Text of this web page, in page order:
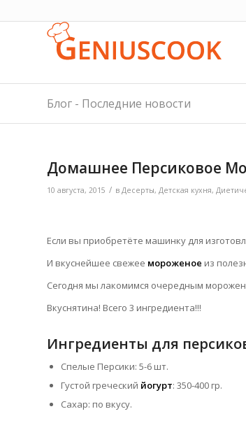
Блог - Последние новости
Домашнее Персиковое
10 августа, 2015 / в Десерты, Детская кухня,
Если вы приобретёте машинку для
И вкуснейшее свежее мороженое из
Сегодня мы лакомимся очередным
Вкуснятина! Всего 3 ингредиента!!!
Ингредиенты для
Спелые Персики: 5-6 шт.
Густой греческий йогурт: 350-400 гр.
Сахар: по вкусу.